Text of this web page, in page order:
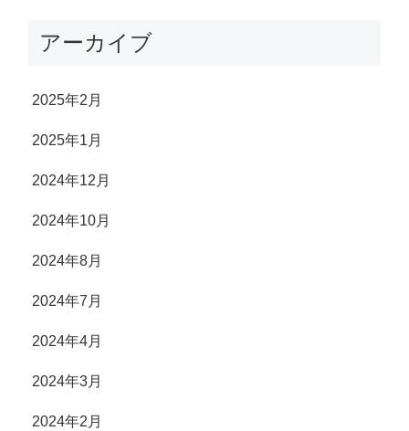
アーカイブ
2025年2月
2025年1月
2024年12月
2024年10月
2024年8月
2024年7月
2024年4月
2024年3月
2024年2月